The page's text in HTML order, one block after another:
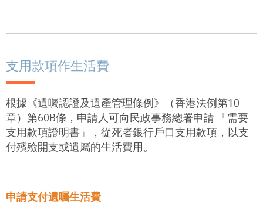
支用款項作生活費
根據《遺囑認證及遺產管理條例》（香港法例第10
章）第60B條，申請人可向民政事務總署申請 「需要
支用款項證明書」，從死者銀行戶口支用款項，以支
付殯殮開支或遺屬的生活費用。
申請支付遺囑生活費